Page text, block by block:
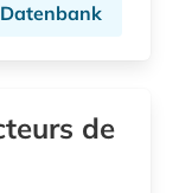
de